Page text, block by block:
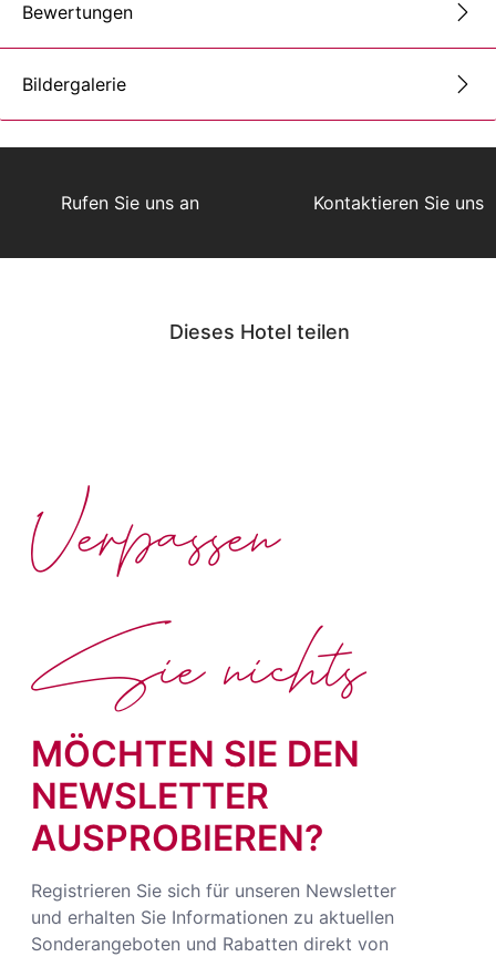
Bewertungen
Bildergalerie
Rufen Sie uns an Kontaktieren Sie uns
Dieses Hotel teilen
MÖCHTEN SIE DEN
NEWSLETTER
AUSPROBIEREN?
Registrieren Sie sich für unseren Newsletter
und erhalten Sie Informationen zu aktuellen
Sonderangeboten und Rabatten direkt von
Verpassen
Sie nichts